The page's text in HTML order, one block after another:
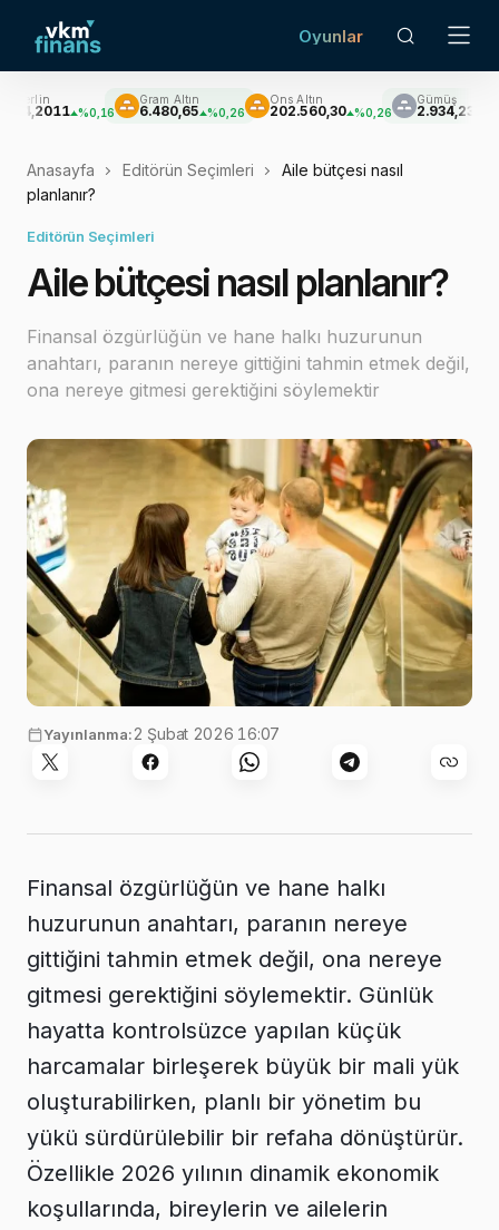
Oyunlar
Gram Altın
6.480,65 %0,26
Ons Altın
202.560,30 %0,26
Gümüş
2.934,23 -%0,59
Brent
$79,10
Anasayfa Editörün Seçimleri
Aile bütçesi nasıl
planlanır?
Editörün Seçimleri
Aile bütçesi nasıl planlanır?
Finansal özgürlüğün ve hane halkı huzurunun
anahtarı, paranın nereye gittiğini tahmin etmek değil,
ona nereye gitmesi gerektiğini söylemektir
Photo byOleksii Bocharov
Yayınlanma:2 Şubat 2026 16:07
Finansal özgürlüğün ve hane halkı
huzurunun anahtarı, paranın nereye
gittiğini tahmin etmek değil, ona nereye
gitmesi gerektiğini söylemektir. Günlük
hayatta kontrolsüzce yapılan küçük
harcamalar birleşerek büyük bir mali yük
oluşturabilirken, planlı bir yönetim bu
yükü sürdürülebilir bir refaha dönüştürür.
Özellikle 2026 yılının dinamik ekonomik
koşullarında, bireylerin ve ailelerin